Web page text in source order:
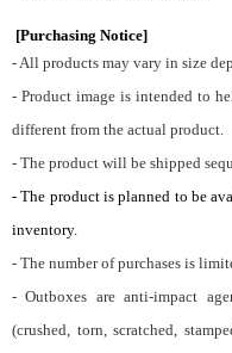
[Purchasing Notice]
- All products may vary in size
- Product image is intended to
different from the actual product.
- The product will be shipped
- The product is planned to be
inventory.
- The number of purchases is
- Outboxes are anti-impact
(crushed, torn, scratched,